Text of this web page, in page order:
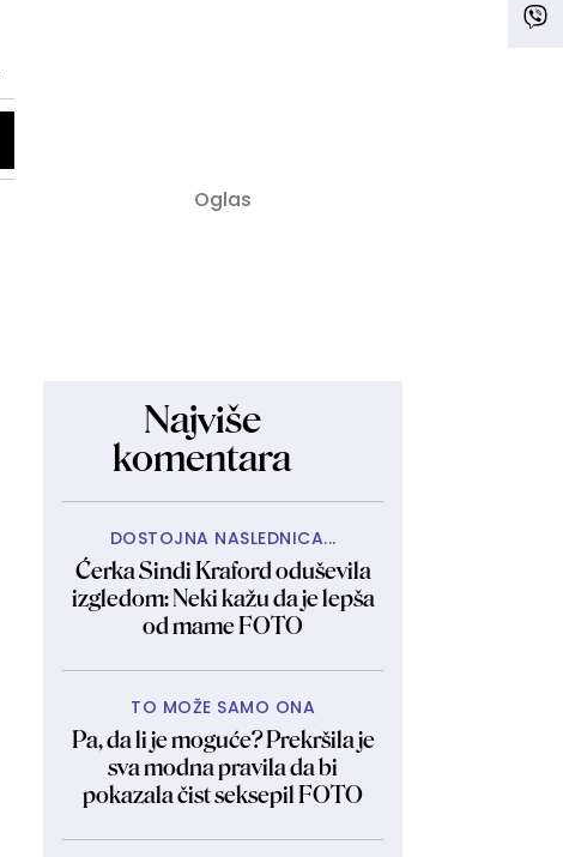
Najviše
komentara
DOSTOJNA NASLEDNICA...
Ćerka Sindi Kraford oduševila
izgledom: Neki kažu da je lepša
od mame FOTO
TO MOŽE SAMO ONA
Pa, da li je moguće? Prekršila je
sva modna pravila da bi
pokazala čist seksepil FOTO